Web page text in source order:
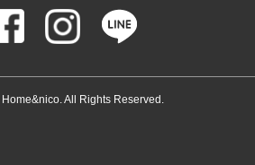
All Rights Reserved.